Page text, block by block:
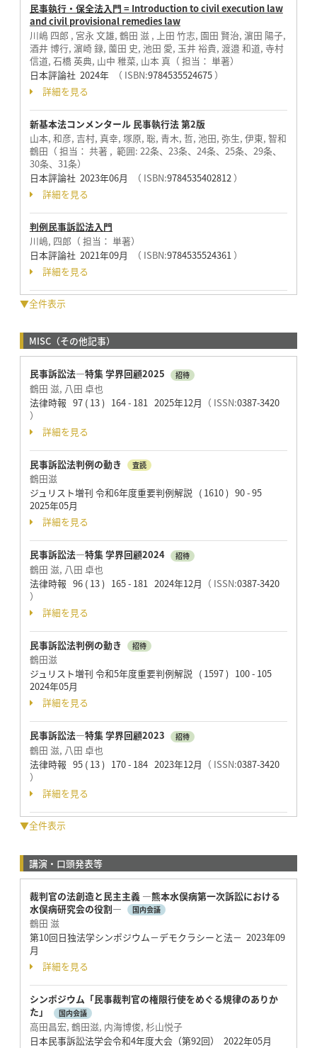
民事執行・保全法入門 = Introduction to civil execution law
and civil provisional remedies law
川嶋 四郎 , 宮永 文雄, 鶴田 滋 , 上田 竹志, 園田 賢治, 濵田 陽子,
酒井 博行, 濵崎 録, 薗田 史, 池田 愛, 玉井 裕貴, 渡邉 和道, 寺村
信道, 石橋 英典, 山中 稚菜, 山本 真（ 担当： 単著）
日本評論社 2024年
（ ISBN:9784535524675）
詳細を見る
新基本法コンメンタール 民事執行法 第2版
山本, 和彦, 吉村, 真幸, 塚原, 聡, 青木, 哲, 池田, 弥生, 伊東, 智和
鶴田（ 担当： 共著 , 範囲: 22条、23条、24条、25条、29条、
30条、31条）
日本評論社 2023年06月
（ ISBN:9784535402812 ）
詳細を見る
判例民事訴訟法入門
川嶋, 四郎（ 担当： 単著）
日本評論社 2021年09月
（ ISBN:9784535524361 ）
詳細を見る
▼全件表示
MISC（その他記事）
民事訴訟法—特集 学界回顧2025 招待
鶴田 滋, 八田 卓也
法律時報 97 ( 13 ) 164 - 181 2025年12月 （ ISSN:0387-3420
）
詳細を見る
民事訴訟法判例の動き 査読
鶴田滋
ジュリスト増刊 令和6年度重要判例解説 ( 1610 ) 90 - 95
2025年05月
詳細を見る
民事訴訟法—特集 学界回顧2024 招待
鶴田 滋, 八田 卓也
法律時報 96 ( 13 ) 165 - 181 2024年12月 （ ISSN:0387-3420
）
詳細を見る
民事訴訟法判例の動き 招待
鶴田滋
ジュリスト増刊 令和5年度重要判例解説 ( 1597 ) 100 - 105
2024年05月
詳細を見る
民事訴訟法—特集 学界回顧2023 招待
鶴田 滋, 八田 卓也
法律時報 95 ( 13 ) 170 - 184 2023年12月 （ ISSN:0387-3420
）
詳細を見る
▼全件表示
講演・口頭発表等
裁判官の法創造と民主主義 ―熊本水俣病第一次訴訟における
水俣病研究会の役割―
国内会議
鶴田 滋
第10回日独法学シンポジウム－デモクラシーと法－ 2023年09
月
詳細を見る
シンポジウム「民事裁判官の権限行使をめぐる規律のありか
た」
国内会議
高田昌宏, 鶴田滋, 内海博俊, 杉山悦子
日本民事訴訟法学会令和4年度大会（第92回） 2022年05月